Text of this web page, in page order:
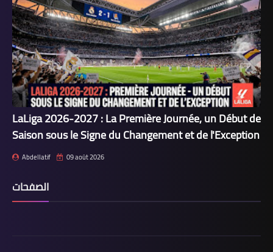
LaLiga 2026-2027 : La Première Journée, un Début de
Saison sous le Signe du Changement et de l'Exception
Abdellatif 09 août 2026
الصفحات